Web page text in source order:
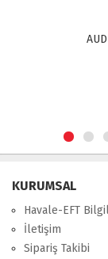
AUDI
KURUMSAL
Havale-EFT
İletişim
Sipariş Takibi